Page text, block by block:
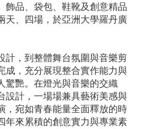
飾品、袋包、鞋靴及創意精品
天、四場，於亞洲大學羅丹廣
計，到整體舞台氛圍與音樂剪
成，充分展現整合實作能力與
驚艷。在燈光與音樂的交織
設計，一場場兼具藝術美感與
，宛如青春能量全面釋放的時
年來累積的創意實力與專業素